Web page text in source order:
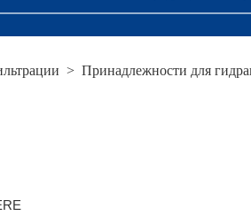
> Принадлежности для